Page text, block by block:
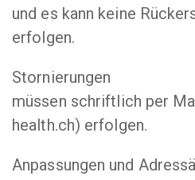
und es kann keine
erfolgen.
Stornierungen
müssen schriftlich per
health.ch) erfolgen.
Anpassungen und